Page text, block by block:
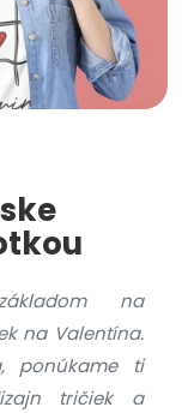
na
na Valentína.
ponúkame ti
tričiek a